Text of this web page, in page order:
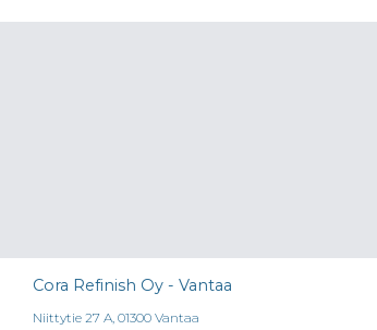
Cora Refinish Oy - Vantaa
Niittytie 27 A, 01300 Vantaa